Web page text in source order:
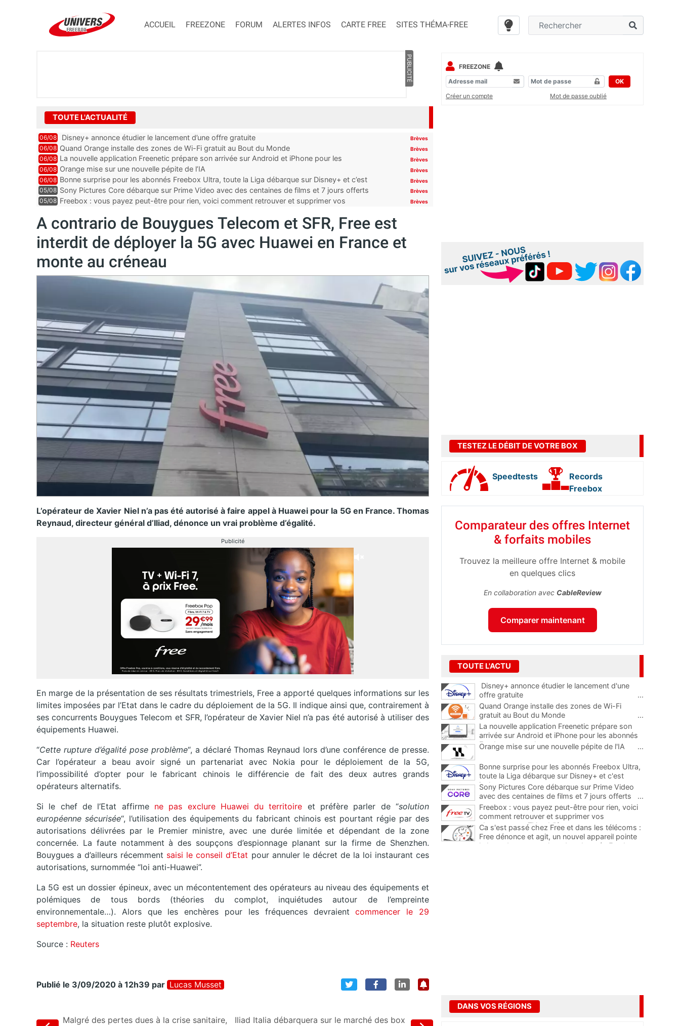
ACCUEIL FREEZONE FORUM ALERTES INFOS CARTE FREE SITES THÉMA-FREE
PUBLICITÉ
TOUTE L'ACTUALITÉ
06/08 Disney+ annonce étudier le lancement d’une offre gratuite Brèves
06/08 Quand Orange installe des zones de Wi-Fi gratuit au Bout du Monde Brèves
06/08 La nouvelle application Freenetic prépare son arrivée sur Android et iPhone pour les
abonnés Freebox, testez la
Brèves
06/08 Orange mise sur une nouvelle pépite de l’IA Brèves
06/08 Bonne surprise pour les abonnés Freebox Ultra, toute la Liga débarque sur Disney+ et c’est
inclus
Brèves
05/08 Sony Pictures Core débarque sur Prime Video avec des centaines de films et 7 jours offerts Brèves
05/08 Freebox : vous payez peut-être pour rien, voici comment retrouver et supprimer vos
Brèves
A contrario de Bouygues Telecom et SFR, Free est
interdit de déployer la 5G avec Huawei en France et
monte au créneau
L’opérateur de Xavier Niel n’a pas été autorisé à faire appel à Huawei pour la 5G en France. Thomas
Reynaud, directeur général d’Iliad, dénonce un vrai problème d’égalité.
Publicité
En marge de la présentation de ses résultats trimestriels, Free a apporté quelques informations sur les
limites imposées par l’Etat dans le cadre du déploiement de la 5G. Il indique ainsi que, contrairement à
ses concurrents Bouygues Telecom et SFR, l’opérateur de Xavier Niel n’a pas été autorisé à utiliser des
équipements Huawei.
“Cette rupture d’égalité pose problème“, a déclaré Thomas Reynaud lors d’une conférence de presse.
Car l’opérateur a beau avoir signé un partenariat avec Nokia pour le déploiement de la 5G,
l’impossibilité d’opter pour le fabricant chinois le différencie de fait des deux autres grands
opérateurs alternatifs.
Si le chef de l’Etat affirme ne pas exclure Huawei du territoire et préfère parler de “solution
européenne sécurisée“, l’utilisation des équipements du fabricant chinois est pourtant régie par des
autorisations délivrées par le Premier ministre, avec une durée limitée et dépendant de la zone
concernée. La faute notamment à des soupçons d’espionnage planant sur la firme de Shenzhen.
Bouygues a d’ailleurs récemment saisi le conseil d’Etat pour annuler le décret de la loi instaurant ces
autorisations, surnommée “loi anti-Huawei”.
La 5G est un dossier épineux, avec un mécontentement des opérateurs au niveau des équipements et
polémiques de tous bords (théories du complot, inquiétudes autour de l’empreinte
environnementale…). Alors que les enchères pour les fréquences devraientcommencer le 29
septembre, la situation reste plutôt explosive.
Source : Reuters
Publié le 3/09/2020 à 12h39 par Lucas Musset
Malgré des pertes dues à la crise sanitaire,
Iliad Italia débarquera sur le marché des box
FREEZONE
OK
Créer un compte
Mot de passe oublié
TESTEZ LE DÉBIT DE VOTRE BOX
Speedtests
Records
Freebox
Comparateur des offres Internet
& forfaits mobiles
Trouvez la meilleure offre Internet & mobile
en quelques clics
En collaboration avec CableReview
Comparer maintenant
TOUTE L'ACTU
Disney+ annonce étudier le lancement d'une
offre gratuite
...
Quand Orange installe des zones de Wi-Fi
gratuit au Bout du Monde
...
La nouvelle application Freenetic prépare son
arrivée sur Android et iPhone pour les abonnés
Freebox, testez la
Orange mise sur une nouvelle pépite de l'IA ...
Bonne surprise pour les abonnés Freebox Ultra,
toute la Liga débarque sur Disney+ et c'est
inclus
Sony Pictures Core débarque sur Prime Video
avec des centaines de films et 7 jours offerts
...
Freebox : vous payez peut-être pour rien, voici
comment retrouver et supprimer vos
abonnements TV oubliés
...
Ca s'est passé chez Free et dans les télécoms :
Free dénonce et agit, un nouvel appareil pointe
le bout de son nez chez des abonnés Freebox...
DANS VOS RÉGIONS